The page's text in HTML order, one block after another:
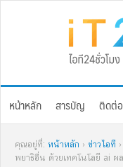
หน้าหลัก สารบัญ ติดต่
คุณอยู่ที่: หน้าหลัก › ข่าวไอที
พยาธิอื่น ด้วยเทคโนโลยี ai ผ